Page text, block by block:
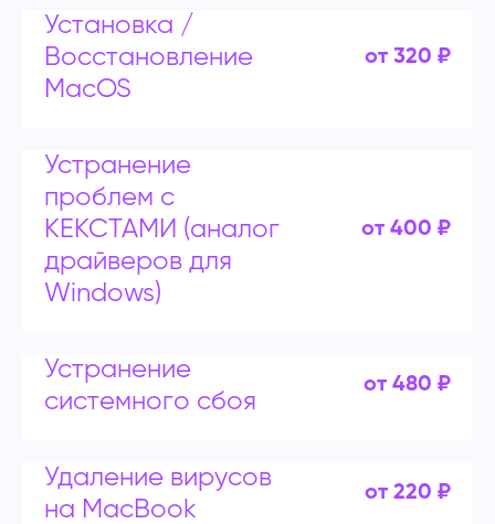
Установка /
Восстановление
MacOS
от 320 ₽
Устранение
проблем с
КЕКСТАМИ (аналог
драйверов для
Windows)
от 400 ₽
Устранение
системного сбоя
от 480 ₽
Удаление вирусов
на MacBook
от 220 ₽